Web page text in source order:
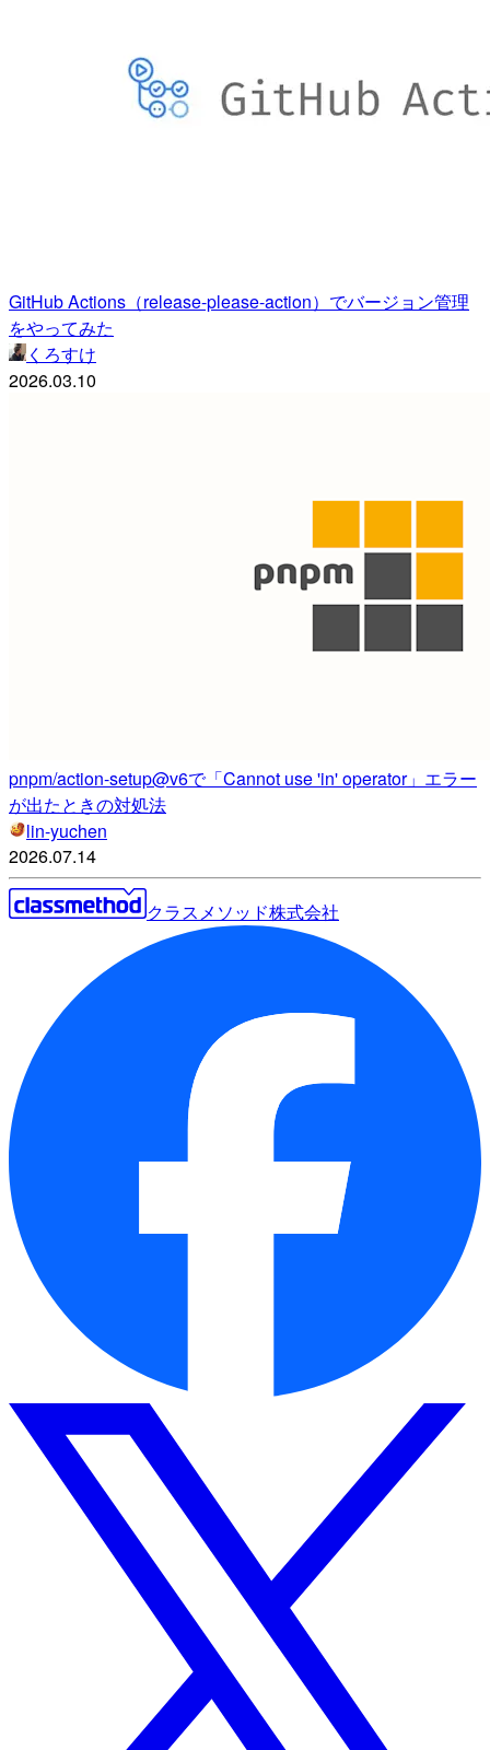
GitHub Actions（release-please-action）でバージョン管理
をやってみた
くろすけ
2026.03.10
pnpm/action-setup@v6で「Cannot use 'in' operator」エラー
が出たときの対処法
lin-yuchen
2026.07.14
クラスメソッド株式会社